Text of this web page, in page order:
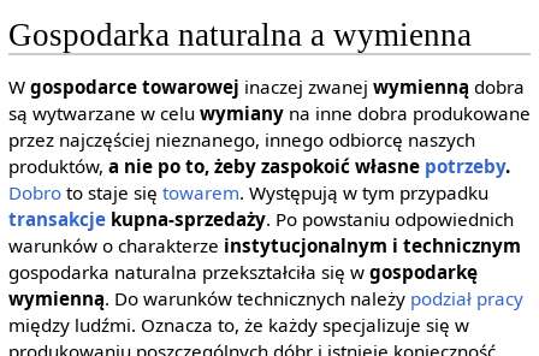
Gospodarka naturalna a wymienna
W gospodarce towarowej inaczej zwanej wymienną dobra
są wytwarzane w celu wymianyna inne dobra produkowane
przez najczęściej nieznanego, innego odbiorcę naszych
produktów, a nie po to, żeby zaspokoić własne potrzeby.
Dobroto staje się towarem. Występują w tym przypadku
transakcjekupna-sprzedaży. Po powstaniu odpowiednich
warunków o charakterze instytucjonalnym i technicznym
gospodarka naturalna przekształciła się w gospodarkę
wymienną. Do warunków technicznych należy podział pracy
między ludźmi. Oznacza to, że każdy specjalizuje się w